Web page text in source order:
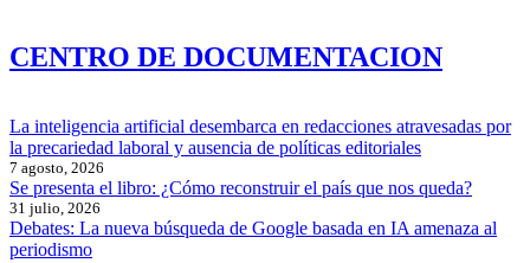
CENTRO DE DOCUMENTACION
La inteligencia artificial desembarca en redacciones atravesadas por
la precariedad laboral y ausencia de políticas editoriales
7 agosto, 2026
Se presenta el libro: ¿Cómo reconstruir el país que nos queda?
31 julio, 2026
Debates: La nueva búsqueda de Google basada en IA amenaza al
periodismo